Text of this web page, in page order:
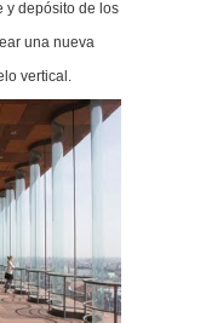
y depósito de los
una nueva
vertical.